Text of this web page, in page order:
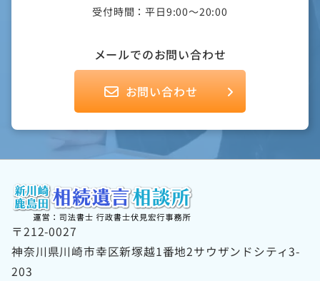
受付時間：平日9:00～20:00
メールでのお問い合わせ
お問い合わせ
〒212-0027
神奈川県川崎市幸区新塚越1番地2サウザンドシティ3-
203